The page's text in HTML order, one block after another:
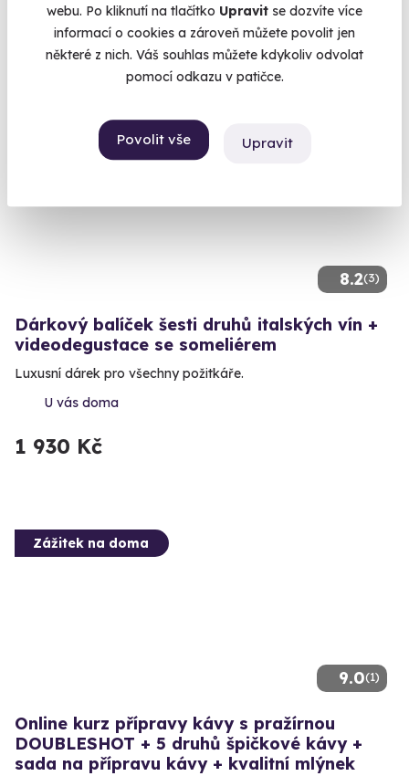
webu. Po kliknutí na tlačítko Upravit se dozvíte více
informací o cookies a zároveň můžete povolit jen
některé z nich. Váš souhlas můžete kdykoliv odvolat
pomocí odkazu v patičce.
Povolit vše Upravit
U vás doma
1 930 Kč
8.2(3)
Exkluzivně u Zážitky.cz
Dárkový balíček šesti druhů italských vín +
videodegustace se someliérem
Luxusní dárek pro všechny požitkáře.
U vás doma
1 930 Kč
9.0(1)
Zážitek na doma
Online kurz přípravy kávy s pražírnou
DOUBLESHOT + 5 druhů špičkové kávy +
sada na přípravu kávy + kvalitní mlýnek